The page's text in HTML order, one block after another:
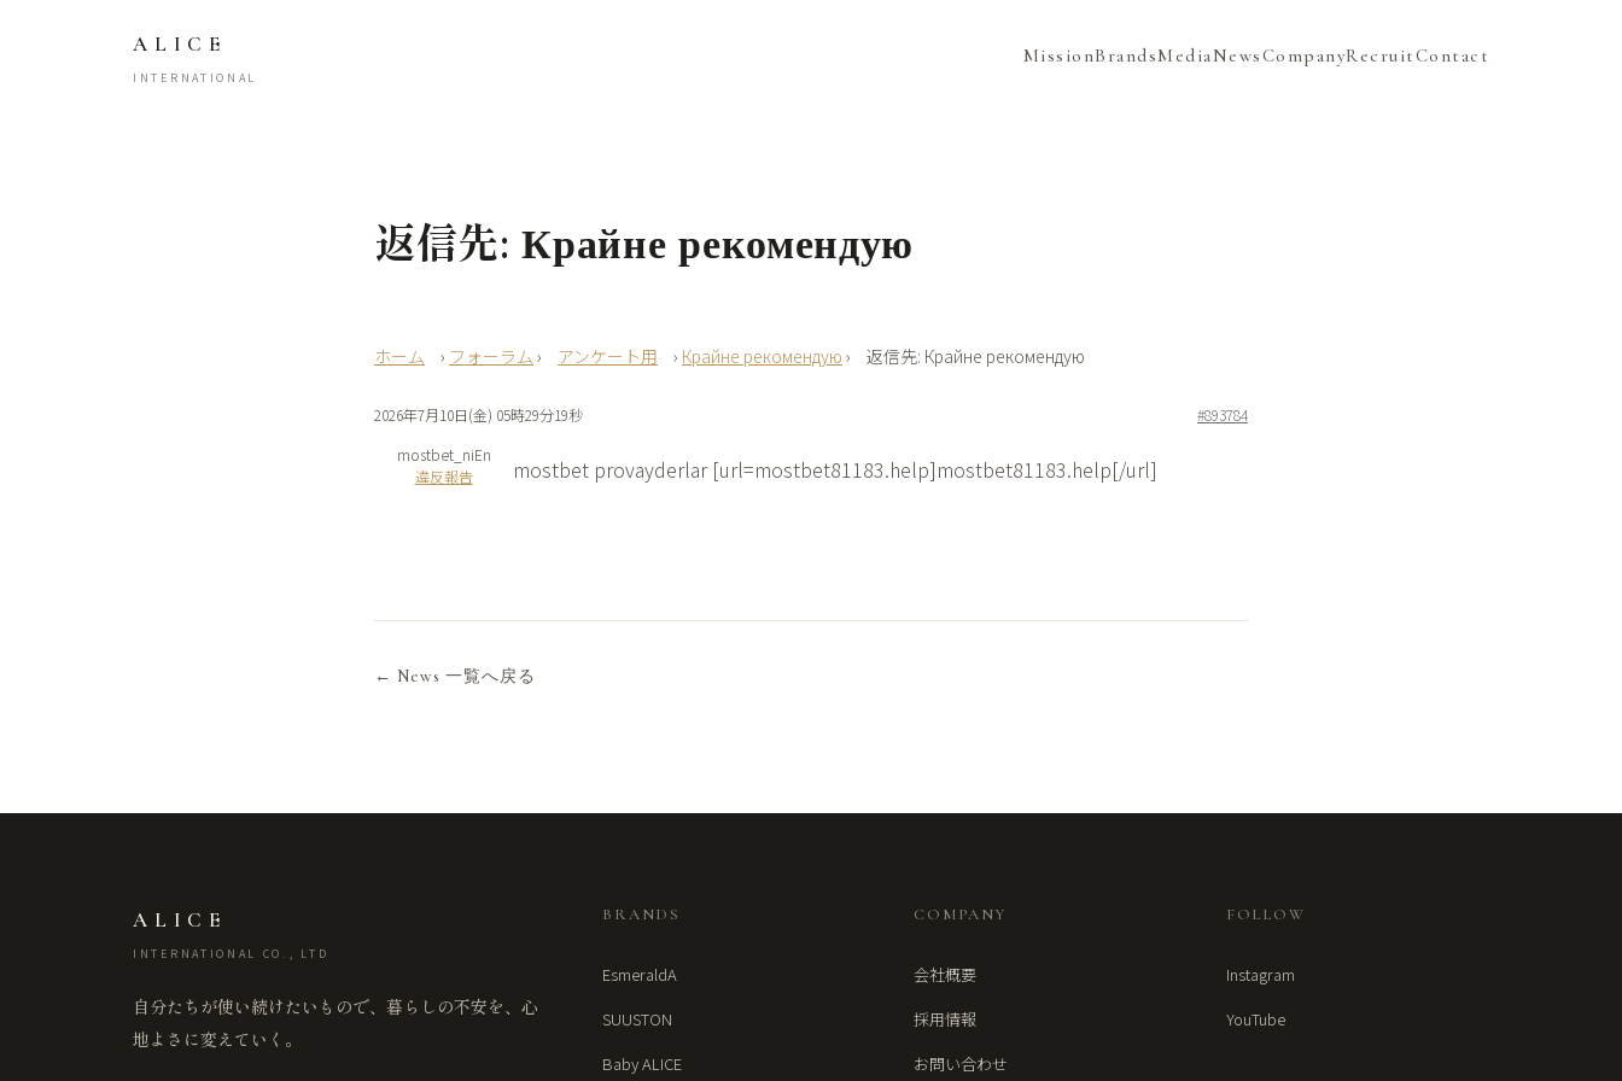
ALICE
INTERNATIONAL
MissionBrandsMediaNewsCompanyRecruitContact
返信先: Крайне рекомендую
› フォーラム › アンケート用 › Крайне рекомендую › 返信先: Крайне рекомендую
2026年7月10日(金) 05時29分19秒
#893784
mostbet_niEn
違反報告
mostbet provayderlar [url=mostbet81183.help]mostbet81183.help[/url]
← News 一覧へ戻る
ALICE
INTERNATIONAL CO., LTD
自分たちが使い続けたいもので、暮らしの不安を、心
地よさに変えていく。
BRANDS
EsmeraldA
SUUSTON
Baby ALICE
COMPANY
会社概要
採用情報
お問い合わせ
FOLLOW
Instagram
YouTube